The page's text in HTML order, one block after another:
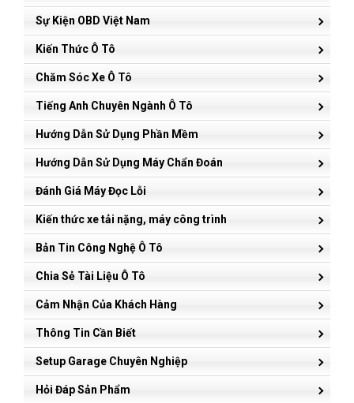
Sự Kiện OBD Việt Nam
Kiến Thức Ô Tô
Chăm Sóc Xe Ô Tô
Tiếng Anh Chuyên Ngành Ô Tô
Hướng Dẫn Sử Dụng Phần Mềm
Hướng Dẫn Sử Dụng Máy Chẩn Đoán
Đánh Giá Máy Đọc Lỗi
Kiến thức xe tải nặng, máy công trình
Bản Tin Công Nghệ Ô Tô
Chia Sẻ Tài Liệu Ô Tô
Cảm Nhận Của Khách Hàng
Thông Tin Cần Biết
Setup Garage Chuyên Nghiệp
Hỏi Đáp Sản Phẩm